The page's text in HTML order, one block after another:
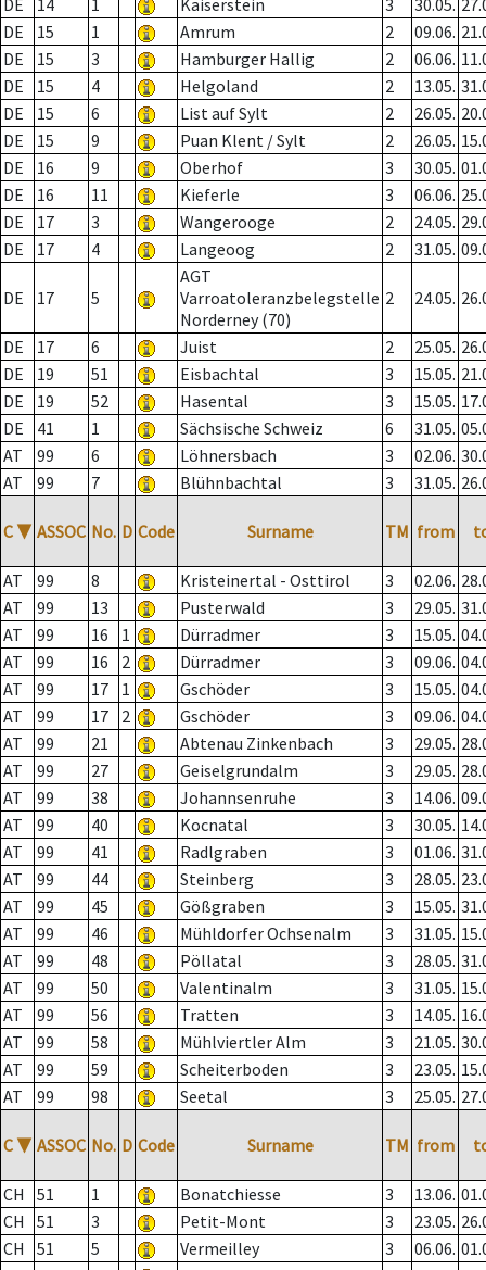
DE
14 1 Kaiserstein 3 30.05.
DE
15 1 Amrum 2 09.06.
DE
15 3 Hamburger Hallig 2 06.06.
DE
15 4 Helgoland 2 13.05.
DE
15 6 List auf Sylt 2 26.05.
DE
15 9 Puan Klent / Sylt 2 26.05.
DE
16 9 Oberhof 3 30.05.
DE
16 11 Kieferle 3 06.06.
DE
17 3 Wangerooge 2 24.05.
DE
17 4 Langeoog 2 31.05.
DE 17 5
AGT
Varroatoleranzbelegstelle
Norderney (70)
2 24.05.
DE 17 6 Juist 2 25.05.
DE
19 51 Eisbachtal 3 15.05.
DE
19 52 Hasental 3 15.05.
DE
41 1 Sächsische Schweiz 6 31.05.
AT
99 6 Löhnersbach 3 02.06.
AT
99 7 Blühnbachtal 3 31.05.
C ▼ ASSOC No. D Code Surname TM from
AT 99 8 Kristeinertal - Osttirol 3 02.06.
AT
99 13 Pusterwald 3 29.05.
AT
99 16 1 Dürradmer 3 15.05.
AT
99 16 2 Dürradmer 3 09.06.
AT
99 17 1 Gschöder 3 15.05.
AT
99 17 2 Gschöder 3 09.06.
AT
99 21 Abtenau Zinkenbach 3 29.05.
AT
99 27 Geiselgrundalm 3 29.05.
AT
99 38 Johannsenruhe 3 14.06.
AT
99 40 Kocnatal 3 30.05.
AT
99 41 Radlgraben 3 01.06.
AT
99 44 Steinberg 3 28.05.
AT
99 45 Gößgraben 3 15.05.
AT
99 46 Mühldorfer Ochsenalm 3 31.05.
AT
99 48 Pöllatal 3 28.05.
AT
99 50 Valentinalm 3 31.05.
AT
99 56 Tratten 3 14.05.
AT
99 58 Mühlviertler Alm 3 21.05.
AT
99 59 Scheiterboden 3 23.05.
AT
99 98 Seetal 3 25.05.
C ▼ ASSOC No. D Code Surname TM from
CH 51 1 Bonatchiesse 3 13.06.
CH
51 3 Petit-Mont 3 23.05.
CH
51 5 Vermeilley 3 06.06.